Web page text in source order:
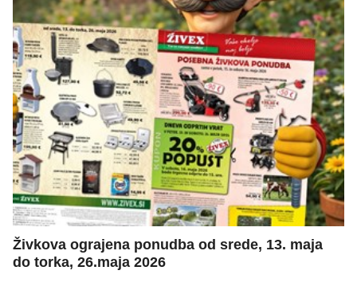
Živkova ograjena ponudba od srede, 13. maja
do torka, 26.maja 2026